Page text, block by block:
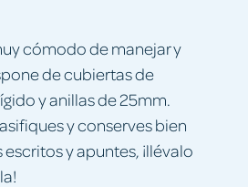
cómodo de manejar y
de cubiertas de
y anillas de 25mm.
y conserves bien
y apuntes, ¡llévalo